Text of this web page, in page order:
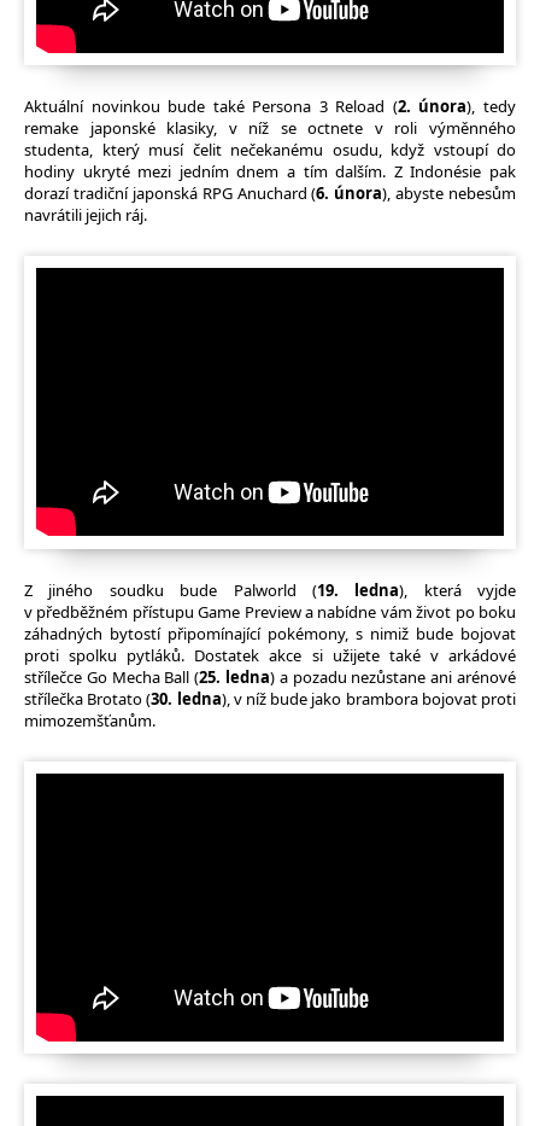
Aktuální novinkou bude také Persona 3 Reload (2. února), tedy
remake japonské klasiky, v níž se octnete v roli výměnného
studenta, který musí čelit nečekanému osudu, když vstoupí do
hodiny ukryté mezi jedním dnem a tím dalším. Z Indonésie pak
dorazí tradiční japonská RPG Anuchard (6. února), abyste nebesům
navrátili jejich ráj.
Z jiného soudku bude Palworld (19. ledna), která vyjde
v předběžném přístupu Game Preview a nabídne vám život po boku
záhadných bytostí připomínající pokémony, s nimiž bude bojovat
proti spolku pytláků. Dostatek akce si užijete také v arkádové
střílečce Go Mecha Ball (25. ledna) a pozadu nezůstane ani arénové
střílečka Brotato (30. ledna), v níž bude jako brambora bojovat proti
mimozemšťanům.